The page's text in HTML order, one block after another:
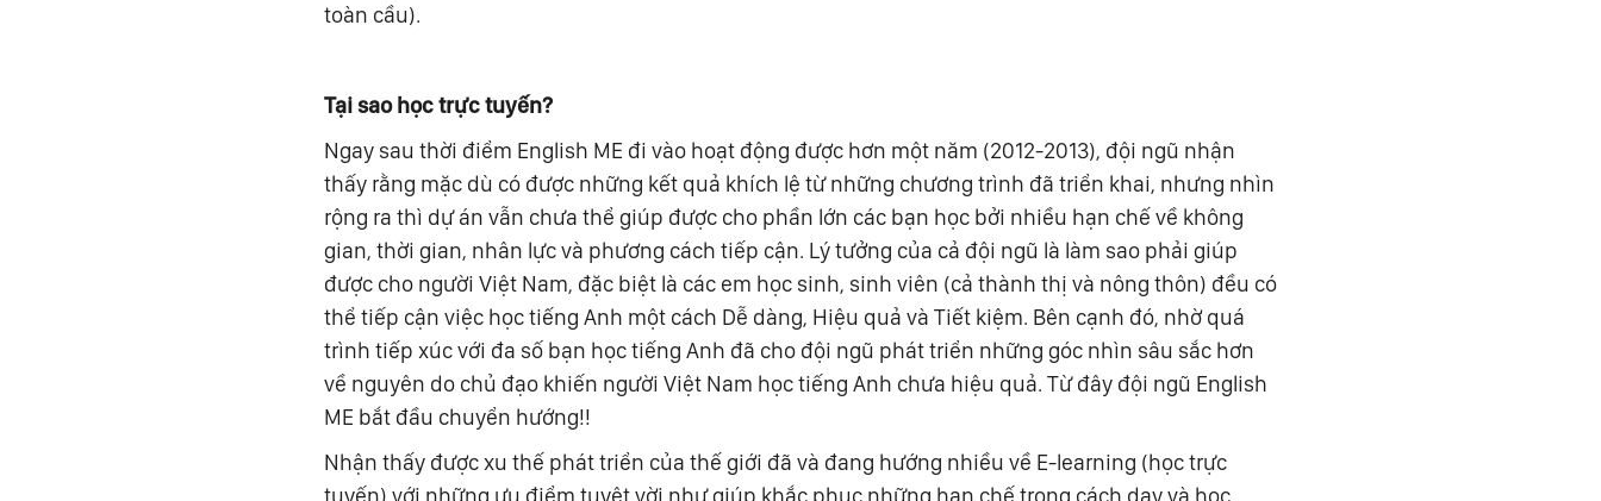
toàn cầu).
Tại sao học trực tuyến?
Ngay sau thời điểm English ME đi vào hoạt động được hơn một năm (2012-2013), đội ngũ nhận
thấy rằng mặc dù có được những kết quả khích lệ từ những chương trình đã triển khai, nhưng nhìn
rộng ra thì dự án vẫn chưa thể giúp được cho phần lớn các bạn học bởi nhiều hạn chế về không
gian, thời gian, nhân lực và phương cách tiếp cận. Lý tưởng của cả đội ngũ là làm sao phải giúp
được cho người Việt Nam, đặc biệt là các em học sinh, sinh viên (cả thành thị và nông thôn) đều có
thể tiếp cận việc học tiếng Anh một cách Dễ dàng, Hiệu quả và Tiết kiệm. Bên cạnh đó, nhờ quá
trình tiếp xúc với đa số bạn học tiếng Anh đã cho đội ngũ phát triển những góc nhìn sâu sắc hơn
về nguyên do chủ đạo khiến người Việt Nam học tiếng Anh chưa hiệu quả. Từ đây đội ngũ English
ME bắt đầu chuyển hướng!!
Nhận thấy được xu thế phát triển của thế giới đã và đang hướng nhiều về E-learning (học trực